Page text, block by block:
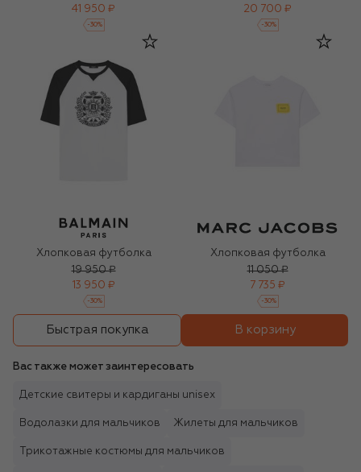
41 950 ₽
-30%
20 700 ₽
-30%
Хлопковая футболка
19 950 ₽
13 950 ₽
-30%
Хлопковая футболка
11 050 ₽
7 735 ₽
-30%
Быстрая покупка В корзину
Вас также может заинтересовать
Детские свитеры и кардиганы unisex
Водолазки для мальчиков Жилеты для мальчиков
Трикотажные костюмы для мальчиков